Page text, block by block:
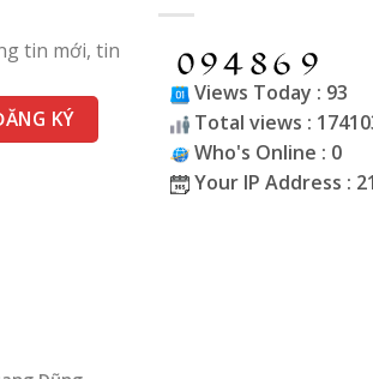
tin mới, tin
Views Today : 93
Total views :
Who's Online : 0
Your IP Address :